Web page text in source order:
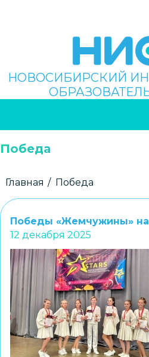
Поиск
НОВОСИБИРСКИЙ
НАВИГАЦИЯ
Победа
Строка
Главная Победа
Победы «Жемчужины» на
12 декабря 2025